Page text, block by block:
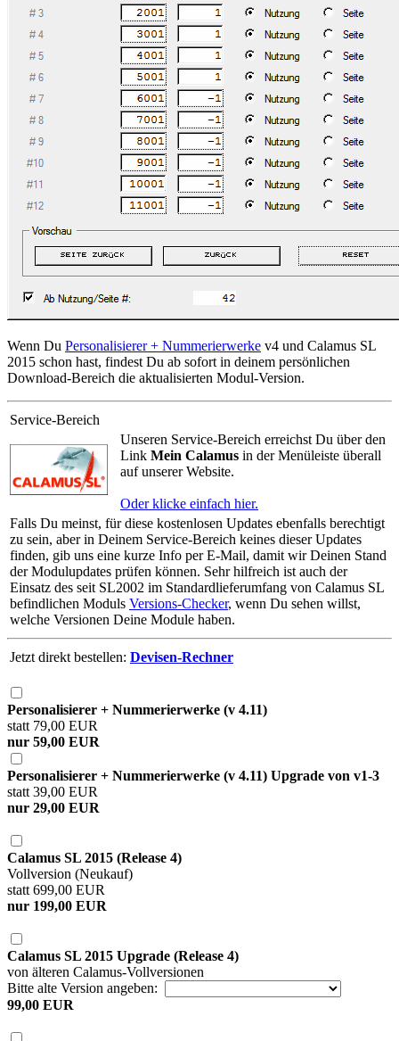
Wenn Du Personalisierer + Nummerierwerke v4 und Calamus SL
2015 schon hast, findest Du ab sofort in deinem persönlichen
Download-Bereich die aktualisierten Modul-Version.
Service-Bereich
Unseren Service-Bereich erreichst Du über den
Link Mein Calamus in der Menüleiste überall
auf unserer Website.
Oder klicke einfach hier.
Falls Du meinst, für diese kostenlosen Updates ebenfalls berechtigt
zu sein, aber in Deinem Service-Bereich keines dieser Updates
finden, gib uns eine kurze Info per E-Mail, damit wir Deinen Stand
der Modulupdates prüfen können. Sehr hilfreich ist auch der
Einsatz des seit SL2002 im Standardlieferumfang von Calamus SL
befindlichen Moduls Versions-Checker, wenn Du sehen willst,
welche Versionen Deine Module haben.
Jetzt direkt bestellen: Devisen-Rechner
Personalisierer + Nummerierwerke (v 4.11)
statt 79,00 EUR
nur 59,00 EUR
Personalisierer + Nummerierwerke (v 4.11) Upgrade von v1-3
statt 39,00 EUR
nur 29,00 EUR
Calamus SL 2015 (Release 4)
Vollversion (Neukauf)
statt 699,00 EUR
nur 199,00 EUR
Calamus SL 2015 Upgrade (Release 4)
von älteren Calamus-Vollversionen
Bitte alte Version angeben:
99,00 EUR